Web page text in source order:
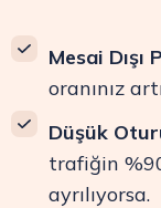
Mesai
oranınız
Düşük
trafiğin
ayrılıyorsa.